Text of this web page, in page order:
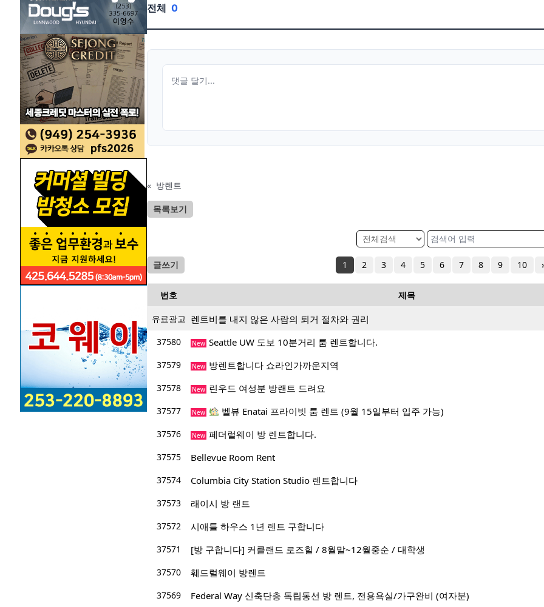
전체 0
« 방렌트
목록보기
글쓰기 1 2 3 4 5 6 7 8 9 10
번호 제목
유료광고 렌트비를 내지 않은 사람의 퇴거 절차와 권리
37580 New Seattle UW 도보 10분거리 룸 렌트합니다.
37579 New 방렌트합니다 쇼라인가까운지역
37578 New 린우드 여성분 방랜트 드려요
37577 New 벨뷰 Enatai 프라이빗 룸 렌트 (9월 15일부터 입주 가능)
37576 New 페더럴웨이 방 렌트합니다.
37575 Bellevue Room Rent
37574 Columbia City Station Studio 렌트합니다
37573 래이시 방 랜트
37572 시애틀 하우스 1년 렌트 구합니다
37571 [방 구합니다] 커클랜드 로즈힐 / 8월말~12월중순 / 대학생
37570 훼드럴웨이 방렌트
37569 Federal Way 신축단층 독립동선 방 렌트, 전용욕실/가구완비 (여자분)